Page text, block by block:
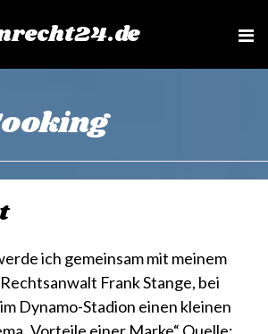
e
ich gemeinsam mit meinem
Frank Stange, bei
Dynamo-Stadion einen kleinen